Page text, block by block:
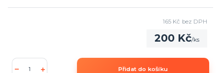
200 Kč/ks
165 Kč bez DPH
Přidat do košíku